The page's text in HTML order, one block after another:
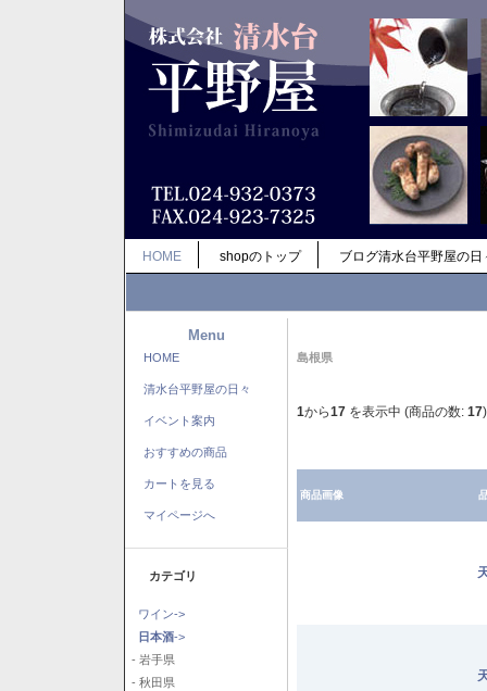
HOME shopのトップ ブログ清水台平野屋の日
Menu
HOME
清水台平野屋の日々
イベント案内
おすすめの商品
カートを見る
マイページへ
カテゴリ
ワイン->
日本酒->
- 岩手県
- 秋田県
島根県
1から17 を表示中 (商品の数: 17)
商品画像